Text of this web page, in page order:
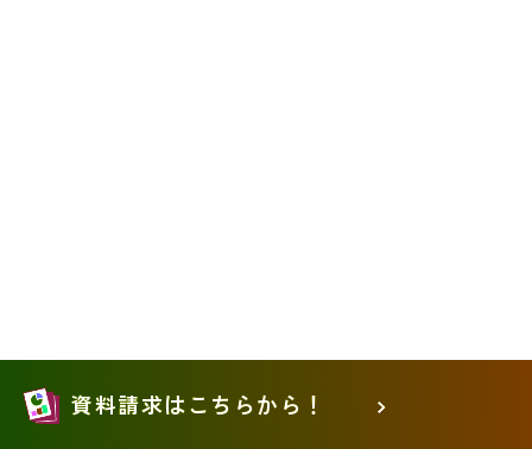
資料請求はこちらから！